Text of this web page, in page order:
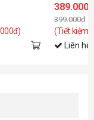
2.4G)
389.000đ
399.000đ
(Tiết kiệm:
Liên hệ